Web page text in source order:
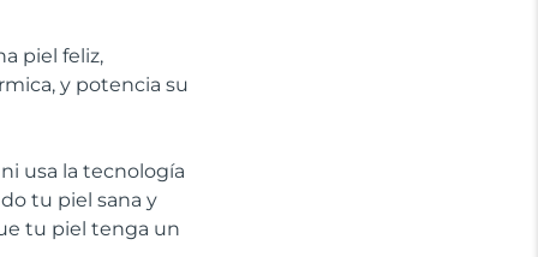
piel feliz,
y potencia su
usa la tecnología
tu piel sana y
tu piel tenga un